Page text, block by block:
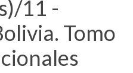
11 -
Tomo